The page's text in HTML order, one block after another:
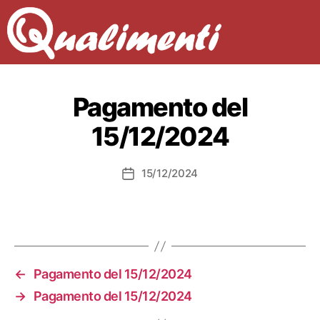
Pagamento del
15/12/2024
Data15/12/2024
←
Pagamento del 15/12/2024
→ Pagamento del 15/12/2024